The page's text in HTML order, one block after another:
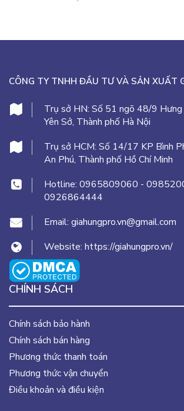
CÔNG TY TNHH ĐẦU TƯ VÀ SẢN XUẤT
Trụ sở HN: Số 51 ngõ 48/9 Hưng
Yên Sở, Thành phố Hà Nội
Trụ sở HCM: Số 14/17 KP Bình
An Phú, Thành phố Hồ Chí Minh
Hotline: 0965809060 -
0926864444
Email: giahungpro.vn@gmail.com
Website: https://giahungpro.vn/
CHÍNH SÁCH
Chính sách bảo hành
Chính sách bán hàng
Phương thức thanh toán
Phương thức vận chuyển
Điều khoản và điều kiện